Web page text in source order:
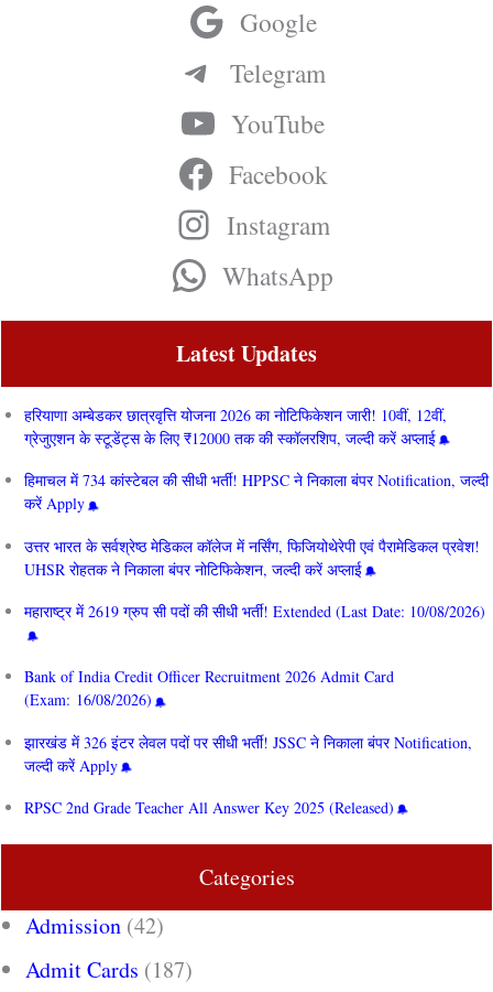
Google
Telegram
YouTube
Facebook
Instagram
WhatsApp
Latest Updates
हरियाणा अम्बेडकर छात्रवृत्ति योजना 2026 का नोटिफिकेशन जारी! 10वीं, 12वीं,
ग्रेजुएशन के स्टूडेंट्स के लिए ₹12000 तक की स्कॉलरशिप, जल्दी करें अप्लाई
हिमाचल में 734 कांस्टेबल की सीधी भर्ती! HPPSC ने निकाला बंपर Notification, जल्दी
करें Apply
उत्तर भारत के सर्वश्रेष्ठ मेडिकल कॉलेज में नर्सिंग, फिजियोथेरेपी एवं पैरामेडिकल प्रवेश!
UHSR रोहतक ने निकाला बंपर नोटिफिकेशन, जल्दी करें अप्लाई
महाराष्ट्र में 2619 ग्रुप सी पदों की सीधी भर्ती! Extended (Last Date: 10/08/2026)
Bank of India Credit Officer Recruitment 2026 Admit Card
(Exam: 16/08/2026)
झारखंड में 326 इंटर लेवल पदों पर सीधी भर्ती! JSSC ने निकाला बंपर Notification,
जल्दी करें Apply
RPSC 2nd Grade Teacher All Answer Key 2025 (Released)
Categories
Admission (42)
Admit Cards (187)